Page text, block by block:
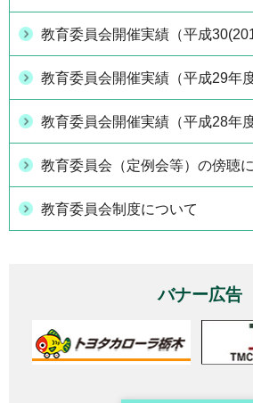
教育委員会開催実績（平成
教育委員会開催実績（平成29年度
教育委員会開催実績（平成28年度
教育委員会（定例会等）の傍聴
教育委員会制度について
バナー広告